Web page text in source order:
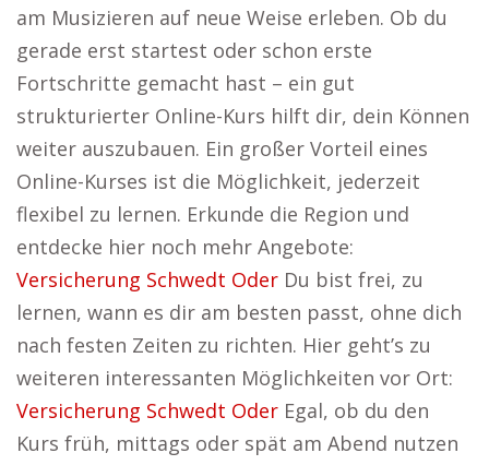
am Musizieren auf neue Weise erleben. Ob du
gerade erst startest oder schon erste
Fortschritte gemacht hast – ein gut
strukturierter Online-Kurs hilft dir, dein Können
weiter auszubauen. Ein großer Vorteil eines
Online-Kurses ist die Möglichkeit, jederzeit
flexibel zu lernen. Erkunde die Region und
entdecke hier noch mehr Angebote:
Versicherung Schwedt Oder Du bist frei, zu
lernen, wann es dir am besten passt, ohne dich
nach festen Zeiten zu richten. Hier geht’s zu
weiteren interessanten Möglichkeiten vor Ort:
Versicherung Schwedt Oder Egal, ob du den
Kurs früh, mittags oder spät am Abend nutzen